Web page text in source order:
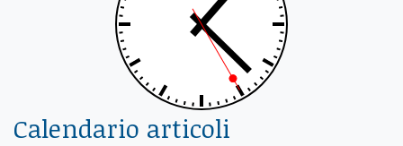
Calendario articoli